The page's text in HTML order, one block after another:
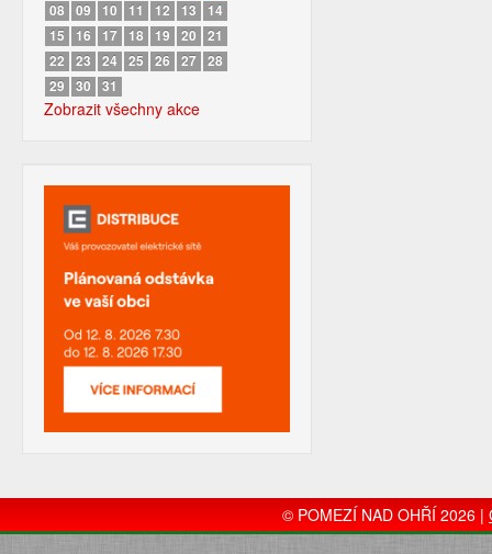
08
09 10 11 12 13
14
15
16 17 18 19 20
21
22
23 24 25 26 27 28
29
30 31
Zobrazit všechny akce
© POMEZÍ NAD OHŘÍ 2026 |